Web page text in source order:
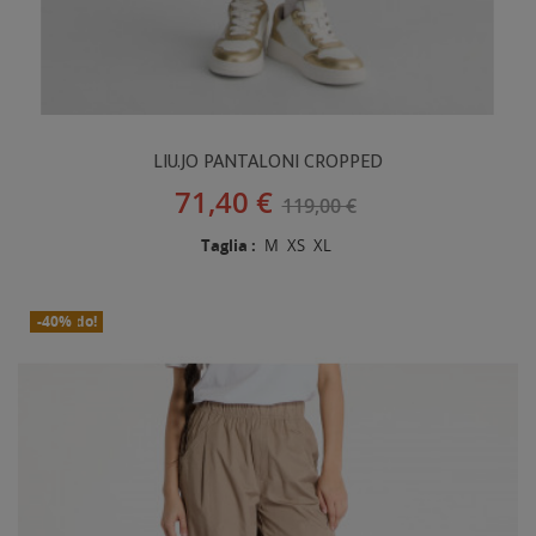
LIU.JO PANTALONI CROPPED
71,40 € 119,00 €
Taglia : M XS XL
In Saldo!
Nuovo
-40%